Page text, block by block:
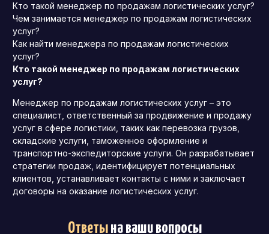
Кто такой менеджер по продажам логистических услуг?
Чем занимается менеджер по продажам логистических
услуг?
Как найти менеджера по продажам логистических
услуг?
Кто такой менеджер по продажам логистических
услуг?
Менеджер по продажам логистических услуг – это
специалист, ответственный за продвижение и продажу
услуг в сфере логистики, таких как перевозка грузов,
складские услуги, таможенное оформление и
транспортно-экспедиторские услуги. Он разрабатывает
стратегии продаж, идентифицирует потенциальных
клиентов, устанавливает контакты с ними и заключает
договоры на оказание логистических услуг.
Ответына ваши вопросы